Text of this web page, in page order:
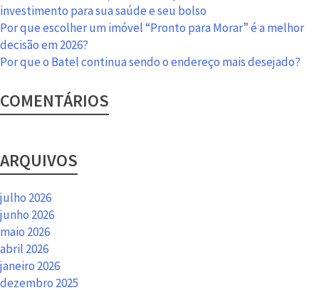
investimento para sua saúde e seu bolso
Por que escolher um imóvel “Pronto para Morar” é a melhor
decisão em 2026?
Por que o Batel continua sendo o endereço mais desejado?
COMENTÁRIOS
ARQUIVOS
julho 2026
junho 2026
maio 2026
abril 2026
janeiro 2026
dezembro 2025